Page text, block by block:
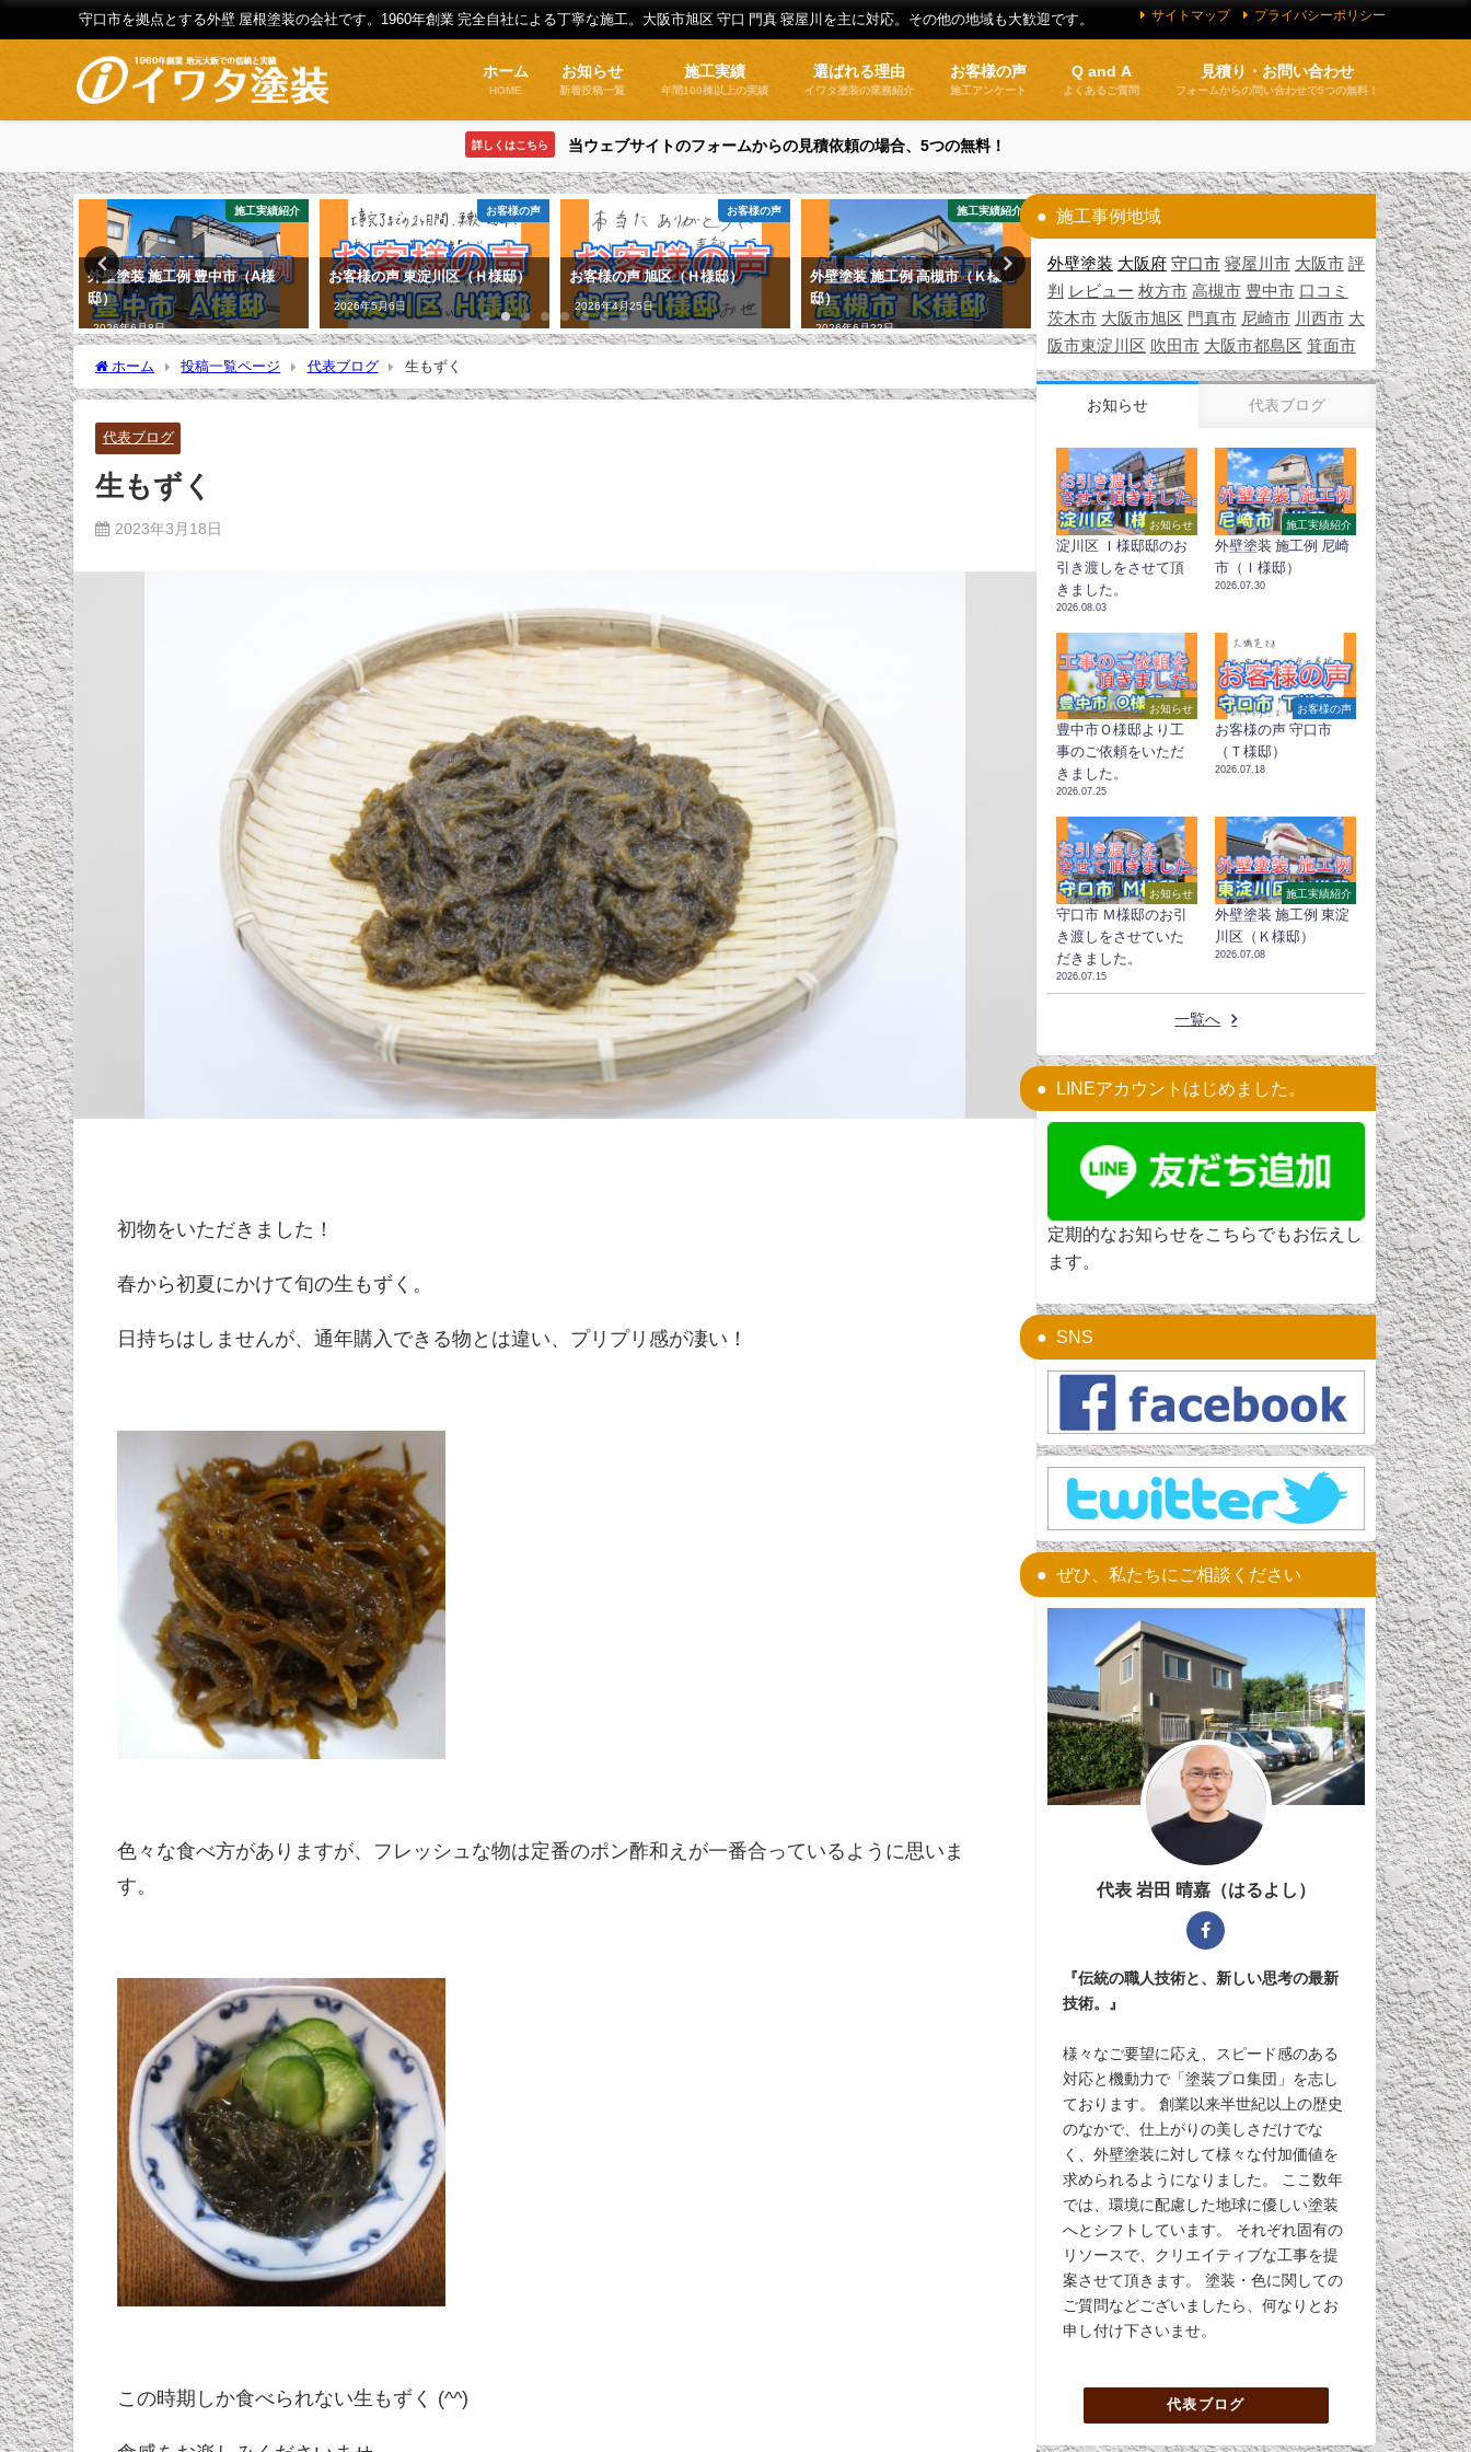
守口市を拠点とする外壁 屋根塗装の会社です。1960年創業 完全自社による丁寧な施工。大阪市旭区 守口 門真 寝屋川を主に対応。その他の地域も大歓迎です。 サイトマップ プライバシーポリシー
ホーム
HOME
お知らせ
新着投稿一覧
施工実績
年間100棟以上の実績
選ばれる理由
イワタ塗装の業務紹介
お客様の声
施工アンケート
Q and A
よくあるご質問
見積り・お問い合わせ
フォームからの問い合わせで5つの無料！
詳しくはこちら 当ウェブサイトのフォームからの見積依頼の場合、5つの無料！
お知らせ 施工実績紹介
外壁塗装 施工例 豊中市（A様
邸）
2026年6月8日
お客様の声
お客様の声 東淀川区（Ｈ様邸）
2026年5月6日
お客様の声
お客様の声 旭区（Ｈ様邸）
2026年4月25日
施工実績紹介
外壁塗装 施工例 高槻市（Ｋ様
邸）
2026年6月22日
外壁塗装 施工例 東淀川区（Ｙ様
邸）
2026年5月12日
外壁塗装の助成金（3月30
新）
2026年3月30日
ホーム 投稿一覧ページ 代表ブログ 生もずく
代表ブログ
生もずく
2023年3月18日
初物をいただきました！
春から初夏にかけて旬の生もずく。
日持ちはしませんが、通年購入できる物とは違い、プリプリ感が凄い！
色々な食べ方がありますが、フレッシュな物は定番のポン酢和えが一番合っているように思いま
す。
この時期しか食べられない生もずく (^^)
施工事例地域
外壁塗装 大阪府 守口市 寝屋川市 大阪市 評
判
レビュー 枚方市 高槻市 豊中市 口コミ
茨木市 大阪市旭区 門真市 尼崎市 川西市 大
阪市東淀川区 吹田市 大阪市都島区 箕面市
お知らせ 代表ブログ
お知らせ
淀川区 Ｉ様邸邸のお
引き渡しをさせて頂
きました。
2026.08.03
施工実績紹介
外壁塗装 施工例 尼崎
市（Ｉ様邸）
2026.07.30
お知らせ
豊中市Ｏ様邸より工
事のご依頼をいただ
きました。
2026.07.25
お客様の声
お客様の声 守口市
（Ｔ様邸）
2026.07.18
お知らせ
守口市 Ｍ様邸のお引
き渡しをさせていた
だきました。
2026.07.15
施工実績紹介
外壁塗装 施工例 東淀
川区（Ｋ様邸）
2026.07.08
一覧へ
LINEアカウントはじめました。
定期的なお知らせをこちらでもお伝えし
ます。
SNS
ぜひ、私たちにご相談ください
代表 岩田 晴嘉（はるよし）
『伝統の職人技術と、新しい思考の最新
技術。』
様々なご要望に応え、スピード感のある
対応と機動力で「塗装プロ集団」を志し
ております。 創業以来半世紀以上の歴史
のなかで、仕上がりの美しさだけでな
く、外壁塗装に対して様々な付加価値を
求められるようになりました。 ここ数年
では、環境に配慮した地球に優しい塗装
へとシフトしています。 それぞれ固有の
リソースで、クリエイティブな工事を提
案させて頂きます。 塗装・色に関しての
ご質問などございましたら、何なりとお
申し付け下さいませ。
代表ブログ